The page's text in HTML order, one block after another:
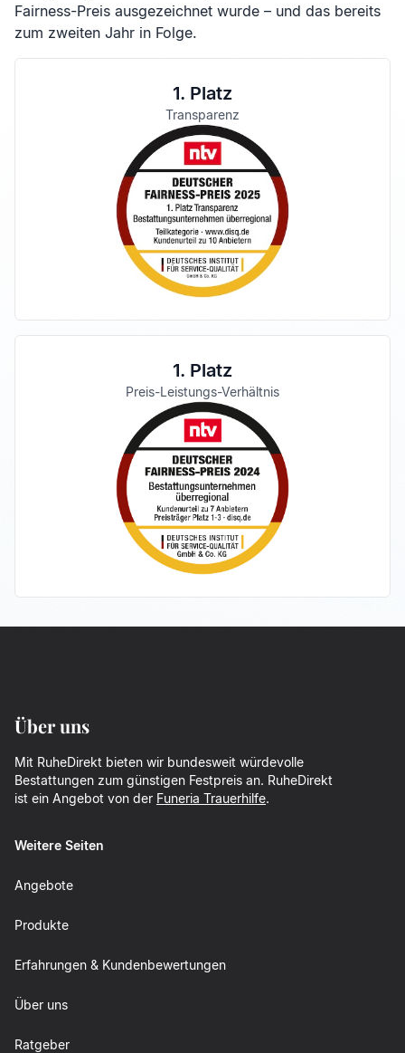
Fairness-Preis ausgezeichnet wurde – und das bereits
zum zweiten Jahr in Folge.
1. Platz
Transparenz
1. Platz
Preis-Leistungs-Verhältnis
Über uns
Mit RuheDirekt bieten wir bundesweit würdevolle
Bestattungen zum günstigen Festpreis an. RuheDirekt
ist ein Angebot von der Funeria Trauerhilfe.
Weitere Seiten
Angebote
Produkte
Erfahrungen & Kundenbewertungen
Über uns
Ratgeber